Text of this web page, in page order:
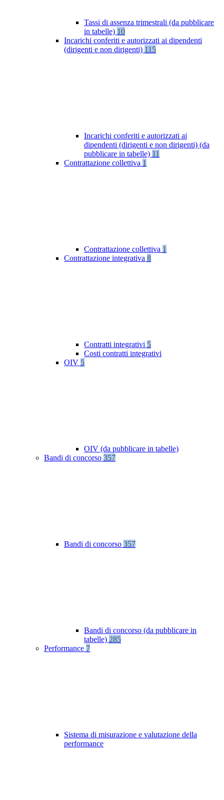
Tassi di assenza trimestrali (da pubblicare
in tabelle) 10
Incarichi conferiti e autorizzati ai dipendenti
(dirigenti e non dirigenti) 115
Incarichi conferiti e autorizzati ai
dipendenti (dirigenti e non dirigenti) (da
pubblicare in tabelle) 11
Contrattazione collettiva 1
Contrattazione collettiva 1
Contrattazione integrativa 8
Contratti integrativi 5
Costi contratti integrativi
OIV 5
OIV (da pubblicare in tabelle)
Bandi di concorso 357
Bandi di concorso 357
Bandi di concorso (da pubblicare in
tabelle) 285
Performance 7
Sistema di misurazione e valutazione della
performance